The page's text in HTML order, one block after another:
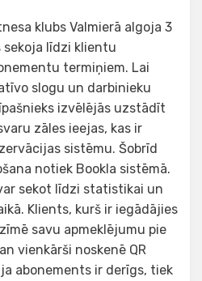
klubs Valmierā algoja 3
līdzi klientu
termiņiem. Lai
slogu un darbinieku
izvēlējās uzstādīt
zāles ieejas, kas ir
sistēmu. Šobrīd
notiek Bookla sistēmā.
sekot līdzi statistikai un
Klients, kurš ir iegādājies
savu apmeklējumu pie
vienkārši noskenē QR
abonements ir derīgs, tiek